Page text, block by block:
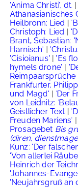
'Anima Christi', dt. |
Athanasianisches
Heilbronn: Lied |
Christoph: Lied |
Brant, Sebastian:
Harnisch' |
'Cisioianus' | 'Es
hymels drone' |
Reimpaarsprüche
Frankfurter,
und Magd' | 'Der
von Leidnitz:
Geistlicher Text |
Freuden Mariens' |
Prosagebet Bis
(diren,
Kunz: 'Der
'Von allerlei
Heinrich der
'Johannes-
'Neujahrsgruß an